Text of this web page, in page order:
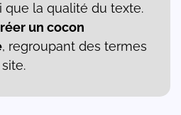
que la qualité du texte.
un cocon
, regroupant des termes